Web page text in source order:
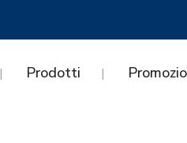
Prodotti